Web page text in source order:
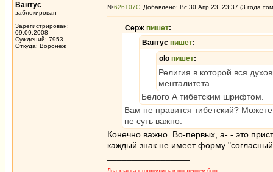
Вантус
заблокирован
Зарегистрирован:
09.09.2008
Суждений: 7953
Откуда: Воронеж
№626107 Добавлено: Вс 30 Апр 23, 23:37 (3 года
Серж пишет:
Вантус пишет:
olo пишет:
Религия в которой вся
менталитета.
Белого А тибетским шрифтом.
Вам не нравится тибетский?
не суть важно.
Конечно важно. Во-первых, a- - это
каждый знак не имеет форму
Два класса столкнулись в последнем бою;